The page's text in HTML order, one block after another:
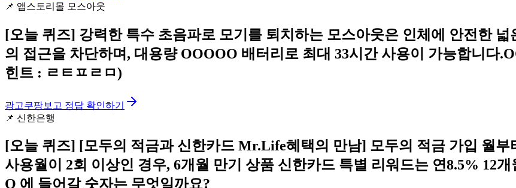
📌 앱스토리몰 모스아웃
[오늘 퀴즈] 강력한 특수 초음파로 모기를 퇴치하는 모스아웃은 인체에 안전한 넓
의 접근을 차단하며, 대용량 OOOOO 배터리로 최대 33시간 사용이 가능합니다
힌트 : ㄹㅌㅍㄹㅁ)
광고쿠팡보고 정답 확인하기
📌 신한은행
[오늘 퀴즈] [모두의 적금과 신한카드 Mr.Life혜택의 만남] 모두의 적금 가입 월
사용월이 2회 이상인 경우, 6개월 만기 상품 신한카드 특별 리워드는 연8.5% 12
O 에 들어갈 숫자는 무엇일까요?